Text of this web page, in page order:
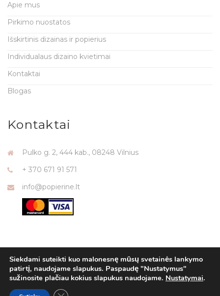
Apie mus
Pirkimo nuostatos
Išskirtinis dizainas ir popierius
Individualaus dizaino kvietimai
Kontaktai
Blogas
Kontaktai
Pulko g. 2, 444 kab., 08248 Vilnius
+ 370 671 91 571
info@popierine.lt
Siekdami suteikti kuo malonesnę mūsų svetainės lankymo
patirtį, naudojame slapukus. Paspaudę "Nustatymus"
sužinosite plačiau kokius slapukus naudojame. Nustatymai.